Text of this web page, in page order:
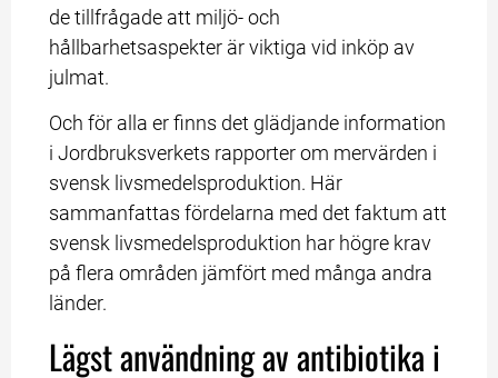
de tillfrågade att miljö- och
hållbarhetsaspekter är viktiga vid inköp av
julmat.
Och för alla er finns det glädjande information
i Jordbruksverkets rapporter om mervärden i
svensk livsmedelsproduktion. Här
sammanfattas fördelarna med det faktum att
svensk livsmedels­produktion har högre krav
på flera områden jämfört med många andra
länder.
Lägst användning av antibiotika i